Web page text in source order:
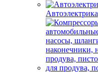
Автоэлектрика